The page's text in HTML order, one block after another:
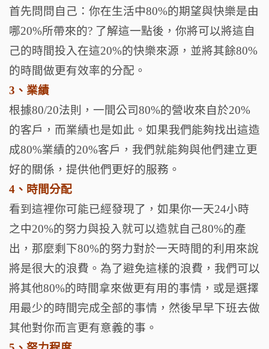
首先問問自己：你在生活中80%的期望與快樂是由
哪20%所帶來的? 了解這一點後，你將可以將這自
己的時間投入在這20%的快樂來源，並將其餘80%
的時間做更有效率的分配。
3、業績
根據80/20法則，一間公司80%的營收來自於20%
的客戶，而業績也是如此。如果我們能夠找出這造
成80%業績的20%客戶，我們就能夠與他們建立更
好的關係，提供他們更好的服務。
4、時間分配
看到這裡你可能已經發現了，如果你一天24小時
之中20%的努力與投入就可以造就自己80%的產
出，那麼剩下80%的努力對於一天時間的利用來說
將是很大的浪費。為了避免這樣的浪費，我們可以
將其他80%的時間拿來做更有用的事情，或是選擇
用最少的時間完成全部的事情，然後早早下班去做
其他對你而言更有意義的事。